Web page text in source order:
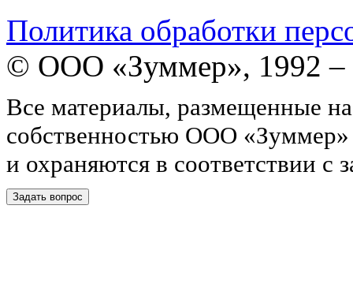
Политика обработки
© ООО «Зуммер», 1992 –
Все материалы, размещенные
собственностью ООО «Зуммер»
и охраняются в соответствии с
Задать вопрос